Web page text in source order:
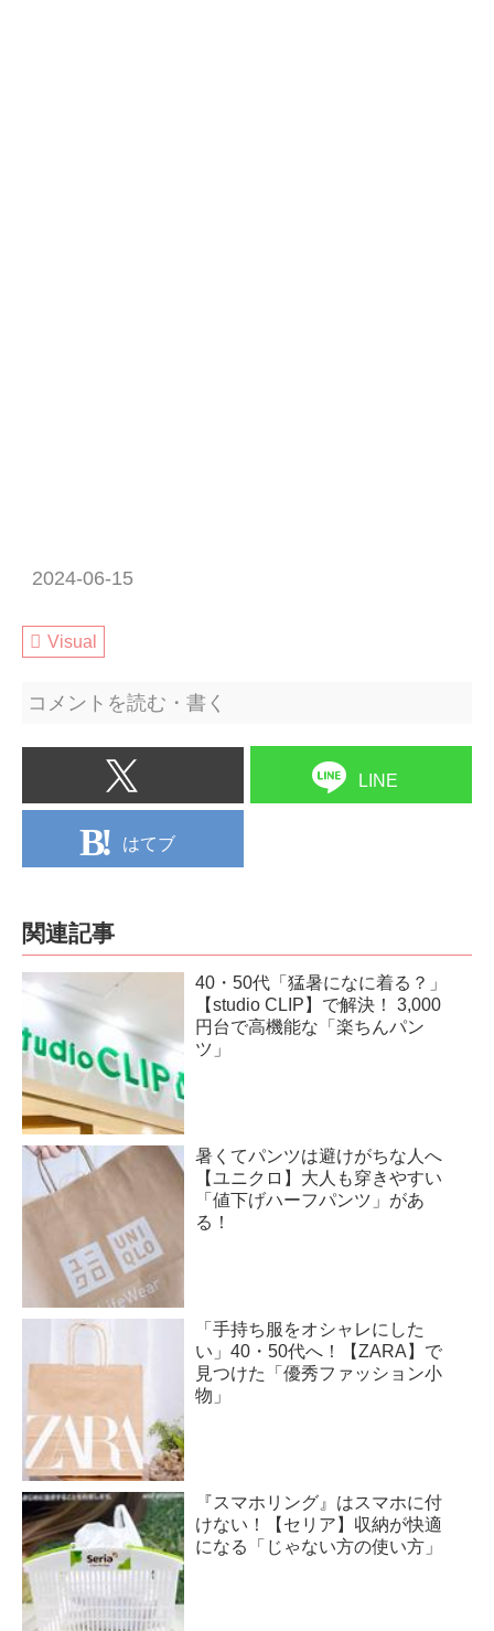
2024-06-15
Visual
コメントを読む・書く
LINE
はてブ
関連記事
40・50代「猛暑になに着る？」
【studio CLIP】で解決！ 3,000
円台で高機能な「楽ちんパン
ツ」
暑くてパンツは避けがちな人へ
【ユニクロ】大人も穿きやすい
「値下げハーフパンツ」があ
る！
「手持ち服をオシャレにした
い」40・50代へ！【ZARA】で
見つけた「優秀ファッション小
物」
『スマホリング』はスマホに付
けない！【セリア】収納が快適
になる「じゃない方の使い方」